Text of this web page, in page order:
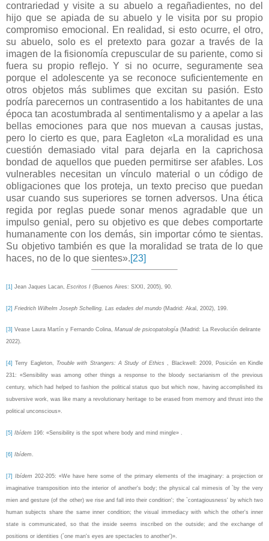
contrariedad y visite a su abuelo a regañadientes, no del
hijo que se apiada de su abuelo y le visita por su propio
compromiso emocional. En realidad, si esto ocurre, el otro,
su abuelo, solo es el pretexto para gozar a través de la
imagen de la fisionomía crepuscular de su pariente, como si
fuera su propio reflejo. Y si no ocurre, seguramente sea
porque el adolescente ya se reconoce suficientemente en
otros objetos más sublimes que excitan su pasión. Esto
podría parecernos un contrasentido a los habitantes de una
época tan acostumbrada al sentimentalismo y a apelar a las
bellas emociones para que nos muevan a causas justas,
pero lo cierto es que, para Eagleton «La moralidad es una
cuestión demasiado vital para dejarla en la caprichosa
bondad de aquellos que pueden permitirse ser afables. Los
vulnerables necesitan un vínculo material o un código de
obligaciones que los proteja, un texto preciso que puedan
usar cuando sus superiores se tornen adversos. Una ética
regida por reglas puede sonar menos agradable que un
impulso genial, pero su objetivo es que debes comportarte
humanamente con los demás, sin importar cómo te sientas.
Su objetivo también es que la moralidad se trata de lo que
haces, no de lo que sientes».[23]
[1] Jean Jaques Lacan, Escritos I (Buenos Aires: SXXI, 2005), 90.
[2] Friedrich Wilhelm Joseph Schelling, Las edades del mundo (Madrid: Akal, 2002), 199.
[3] Vease Laura Martín y Fernando Colina, Manual de psicopatología (Madrid: La Revolución delirante
2022).
[4] Terry Eagleton, Trouble with Strangers: A Study of Ethics , Blackwell: 2009, Posición en Kindle
231: «Sensibility was among other things a response to the bloody sectarianism of the previous
century, which had helped to fashion the political status quo but which now, having accomplished its
subversive work, was like many a revolutionary heritage to be erased from memory and thrust into the
political unconscious».
[5] Ibídem 196: «Sensibility is the spot where body and mind mingle» .
[6] Ibídem
[7] Ibídem 202-205: «We have here some of the primary elements of the imaginary: a projection or
imaginative transposition into the interior of another's body; the physical cal mimesis of `by the very
mien and gesture (of the other) we rise and fall into their condition'; the `contagiousness' by which two
human subjects share the same inner condition; the visual immediacy with which the other's inner
state is communicated, so that the inside seems inscribed on the outside; and the exchange of
positions or identities (`one man's eyes are spectacles to another')».